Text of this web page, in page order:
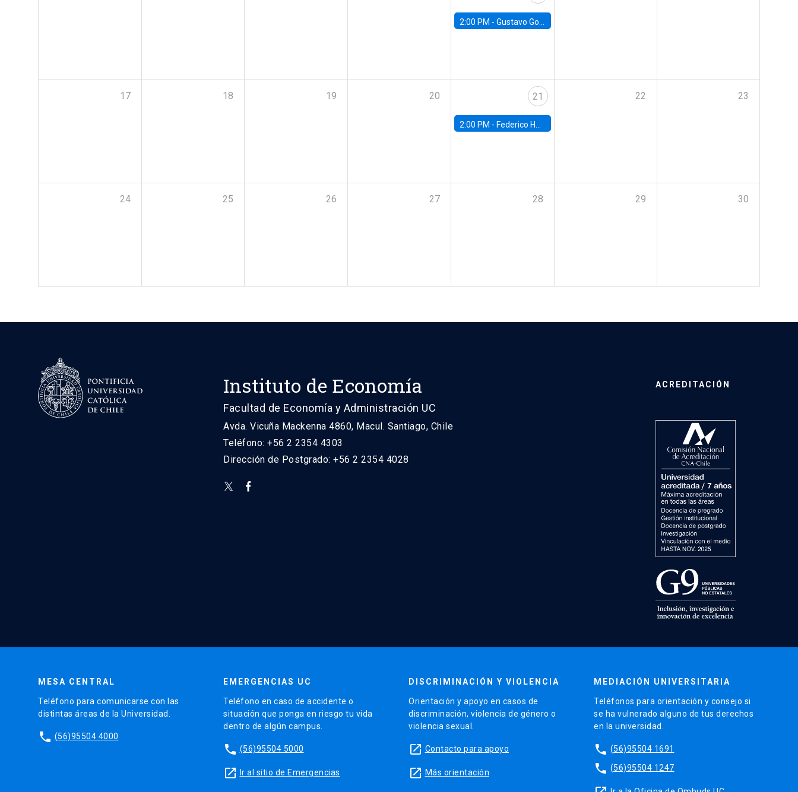
2:00 PM - Gustavo González - Banco Central de Chile
17 18 19 20 21
2:00 PM - Federico Huneeus - Banco Central de Chile
22 23
24 25 26 27 28 29 30
Instituto de Economía
Facultad de Economía y Administración UC
Avda. Vicuña Mackenna 4860, Macul. Santiago, Chile
Teléfono: +56 2 2354 4303
Dirección de Postgrado: +56 2 2354 4028
ACREDITACIÓN
MESA CENTRAL
Teléfono para comunicarse con las
distintas áreas de la Universidad.
phone (56)95504 4000
EMERGENCIAS UC
Teléfono en caso de accidente o
situación que ponga en riesgo tu vida
dentro de algún campus.
phone (56)95504 5000
launch Ir al sitio de Emergencias
DISCRIMINACIÓN Y VIOLENCIA
Orientación y apoyo en casos de
discriminación, violencia de género o
violencia sexual.
launch Contacto para apoyo
launch Más orientación
MEDIACIÓN UNIVERSITARIA
Teléfonos para orientación y consejo si
se ha vulnerado alguno de tus derechos
en la universidad.
phone (56)95504 1691
phone (56)95504 1247